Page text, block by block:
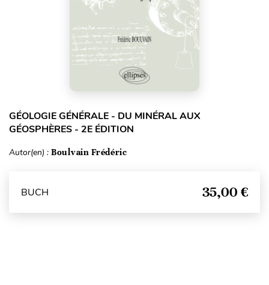
GÉOLOGIE GÉNÉRALE - DU MINÉRAL AUX
GÉOSPHÈRES - 2E ÉDITION
Autor(en) : Boulvain Frédéric
BUCH 35,00 €